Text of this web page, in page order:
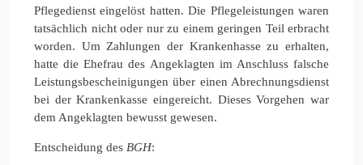
Pflegedienst eingelöst hatten. Die Pflegeleistungen waren
tatsächlich nicht oder nur zu einem geringen Teil erbracht
worden. Um Zahlungen der Krankenhasse zu erhalten,
hatte die Ehefrau des Angeklagten im Anschluss falsche
Leistungsbescheinigungen über einen Abrechnungsdienst
bei der Krankenkasse eingereicht. Dieses Vorgehen war
dem Angeklagten bewusst gewesen.
Entscheidung des BGH: